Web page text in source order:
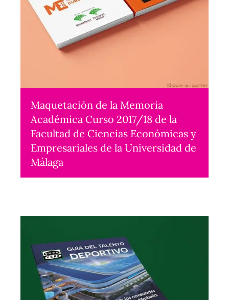
Maquetación de la Memoria
Académica Curso 2017/18 de la
Facultad de Ciencias Económicas y
Empresariales de la Universidad de
Málaga